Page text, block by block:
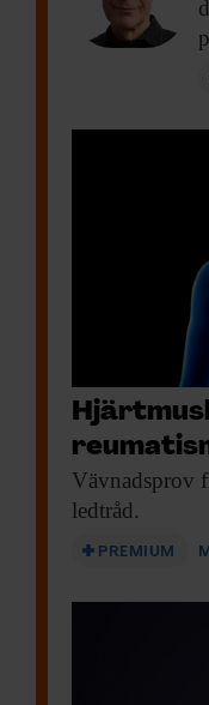
Vävnadsprov
ledtråd.
PREMIUM